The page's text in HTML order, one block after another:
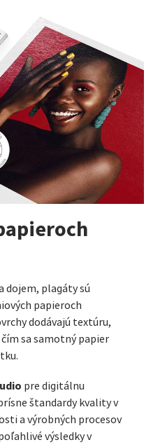
dojem, plagáty sú
papieroch
dodávajú textúru,
sa samotný papier
pre digitálnu
štandardy kvality v
a výrobných procesov
výsledky v